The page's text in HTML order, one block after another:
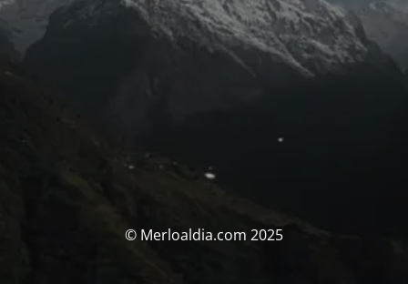
© Merloaldia.com 2025